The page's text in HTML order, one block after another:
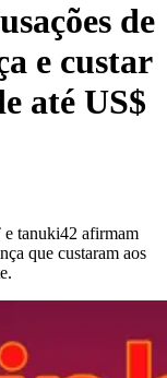
de
e custar
até US$
tanuki42 afirmam
que custaram aos